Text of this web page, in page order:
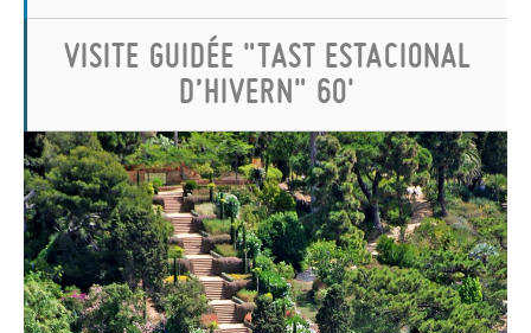
VISITE GUIDÉE "TAST ESTACIONAL
D’HIVERN" 60'